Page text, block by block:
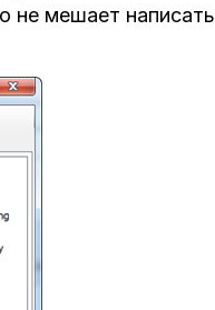
не мешает написать